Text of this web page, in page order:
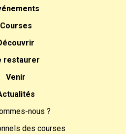
Courses
restaurer
Venir
nous ?
des courses